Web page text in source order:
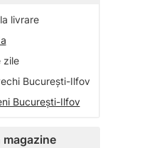
livrare
zile
București-Ilfov
București-Ilfov